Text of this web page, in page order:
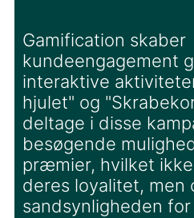
Gamification skaber
kundeengagement
interaktive
hjulet" og
deltage i disse
besøgende
præmier, hvilket
deres loyalitet, men
sandsynligheden for